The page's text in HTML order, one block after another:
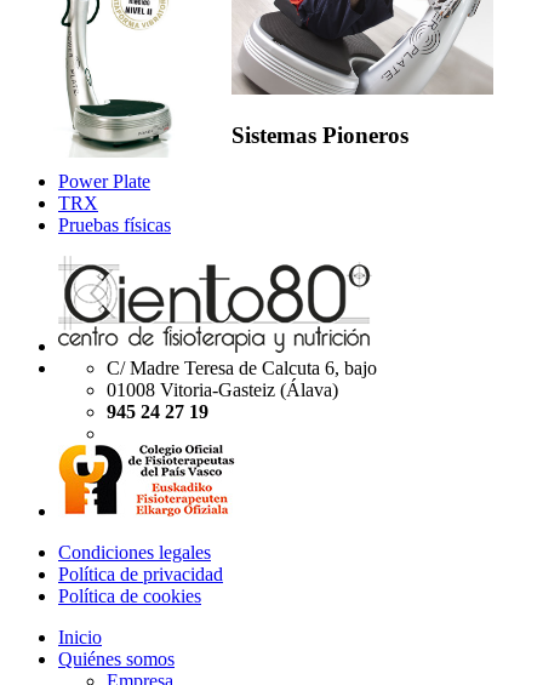
Sistemas Pioneros
Power Plate
TRX
Pruebas físicas
C/ Madre Teresa de Calcuta 6, bajo
01008 Vitoria-Gasteiz (Álava)
945 24 27 19
Condiciones legales
Política de privacidad
Política de cookies
Inicio
Quiénes somos